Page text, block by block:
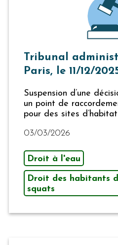
Tribunal
Paris, le 11/12/
Suspension d’une
un point de
pour des sites
03/03/2026
Droit à l'eau
Droit des habitants
squats